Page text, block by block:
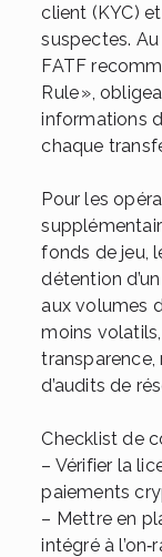
client (KYC)
suspectes.
FATF
Rule »,
informations
chaque
Pour les
fonds de jeu,
détention
aux volumes
moins
d’audits de
Checklist de
– Vérifier la
paiements
– Mettre en
intégré à